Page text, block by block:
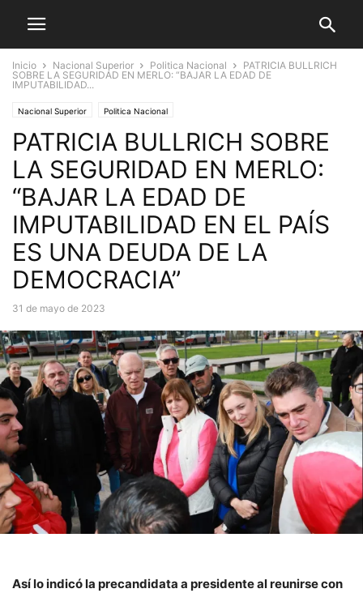
Inicio Nacional Superior Politica Nacional
PATRICIA BULLRICH
SOBRE LA SEGURIDAD EN MERLO: “BAJAR LA EDAD DE
IMPUTABILIDAD...
Nacional Superior Politica Nacional
PATRICIA BULLRICH SOBRE
LA SEGURIDAD EN MERLO:
“BAJAR LA EDAD DE
IMPUTABILIDAD EN EL PAÍS
ES UNA DEUDA DE LA
DEMOCRACIA”
31 de mayo de 2023
Así lo indicó la precandidata a presidente al reunirse con